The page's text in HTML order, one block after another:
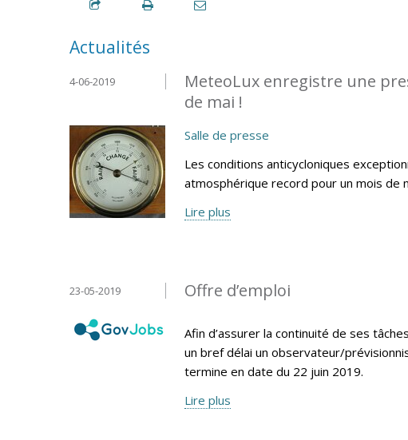
Actualités
MeteoLux enregistre une
de mai !
4-06-2019
Salle de presse
Les conditions anticycloniques
atmosphérique record pour un mois de
Lire plus
Offre d’emploi
23-05-2019
Afin d’assurer la continuité de ses
un bref délai un observateur/
termine en date du 22 juin 2019.
Lire plus